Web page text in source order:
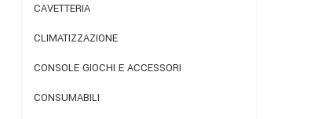
CAVETTERIA
CLIMATIZZAZIONE
CONSOLE GIOCHI E ACCESSORI
CONSUMABILI